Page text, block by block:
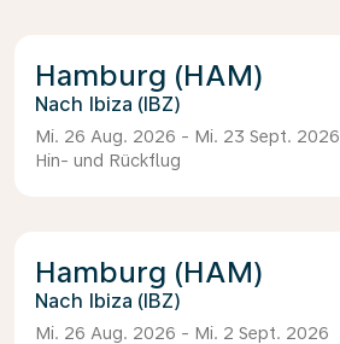
Hamburg (HAM)
Ibiza (IBZ)
Mi. 26 Aug. 2026 - Mi. 23 Sept. 2026
Hin- und Rückflug
Hamburg (HAM)
Ibiza (IBZ)
Mi. 26 Aug. 2026 - Mi. 2 Sept. 2026